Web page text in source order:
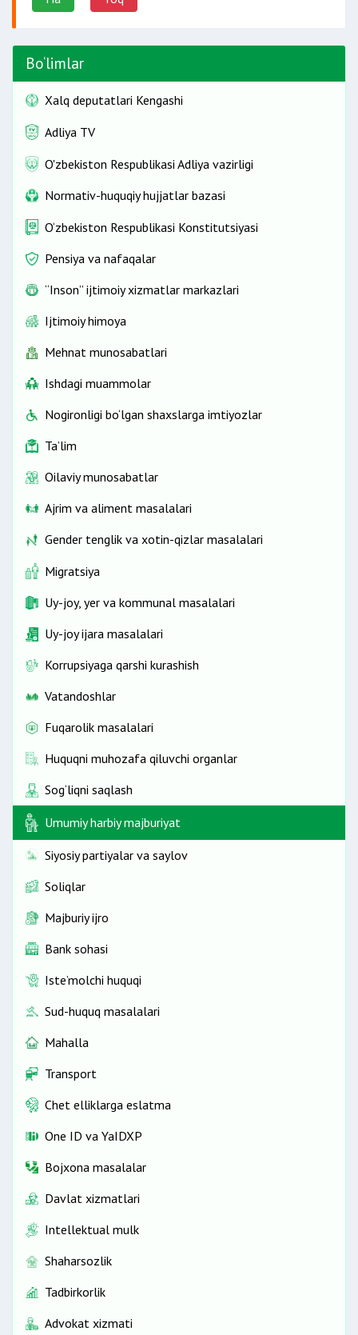
Bo‘limlar
Xalq deputatlari Kengashi
Adliya TV
O'zbekiston Respublikasi Adliya vazirligi
Normativ-huquqiy hujjatlar bazasi
O‘zbekiston Respublikasi Konstitutsiyasi
Pensiya va nafaqalar
“Inson” ijtimoiy xizmatlar markazlari
Ijtimoiy himoya
Mehnat munosabatlari
Ishdagi muammolar
Nogironligi bo‘lgan shaxslarga imtiyozlar
Ta’lim
Oilaviy munosabatlar
Ajrim va aliment masalalari
Gender tenglik va xotin-qizlar masalalari
Migratsiya
Uy-joy, yer va kommunal masalalari
Uy-joy ijara masalalari
Korrupsiyaga qarshi kurashish
Vatandoshlar
Fuqarolik masalalari
Huquqni muhozafa qiluvchi organlar
Sog‘liqni saqlash
Umumiy harbiy majburiyat
Siyosiy partiyalar va saylov
Soliqlar
Majburiy ijro
Bank sohasi
Iste’molchi huquqi
Sud-huquq masalalari
Mahalla
Transport
Chet elliklarga eslatma
One ID vа YaIDXP
Bojxona masalalar
Davlat xizmatlari
Intellektual mulk
Shaharsozlik
Tadbirkorlik
Advokat xizmati